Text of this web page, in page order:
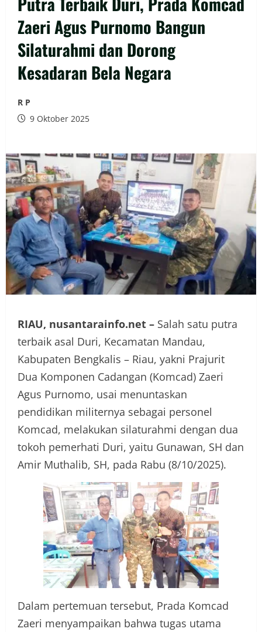
Zaeri Agus Purnomo Bangun
Silaturahmi dan Dorong
Kesadaran Bela Negara
R P
9 Oktober 2025
RIAU, nusantarainfo.net – Salah satu putra
terbaik asal Duri, Kecamatan Mandau,
Kabupaten Bengkalis – Riau, yakni Prajurit
Dua Komponen Cadangan (Komcad) Zaeri
Agus Purnomo, usai menuntaskan
pendidikan militernya sebagai personel
Komcad, melakukan silaturahmi dengan dua
tokoh pemerhati Duri, yaitu Gunawan, SH dan
Amir Muthalib, SH, pada Rabu (8/10/2025).
Dalam pertemuan tersebut, Prada Komcad
Zaeri menyampaikan bahwa tugas utama